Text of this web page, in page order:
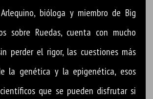
bióloga y miembro de Big
sobre Ruedas, cuenta con mucho
perder el rigor, las cuestiones más
la genética y la epigenética, esos
que se pueden disfrutar si